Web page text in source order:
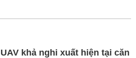
UAV khả nghi xuất hiện tại căn